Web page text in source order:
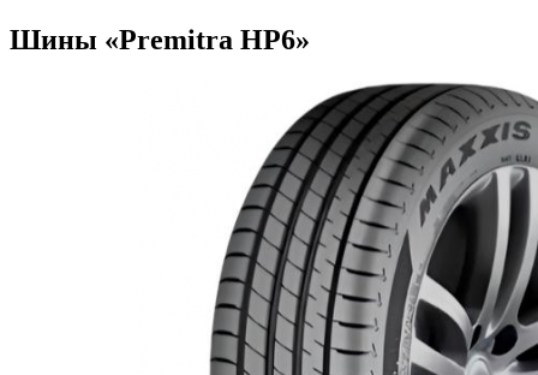
Шины «Premitra HP6»